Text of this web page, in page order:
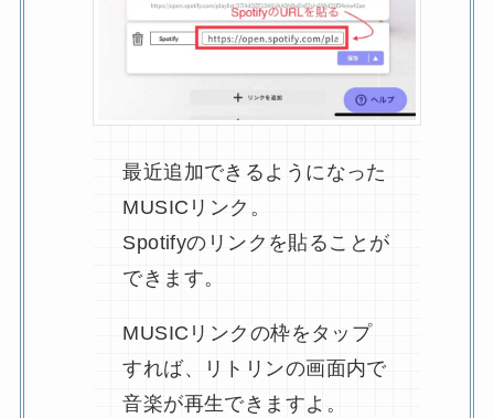
最近追加できるようになった
MUSICリンク。
Spotifyのリンクを貼ることが
できます。
MUSICリンクの枠をタップ
すれば、リトリンの画面内で
音楽が再生できますよ。